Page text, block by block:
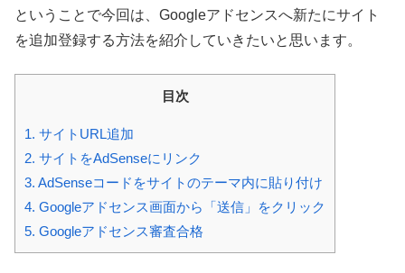
ということで今回は、Googleアドセンスへ新たにサイト
を追加登録する方法を紹介していきたいと思います。
目次
1. サイトURL追加
2. サイトをAdSenseにリンク
3. AdSenseコードをサイトのテーマ内に貼り付け
4. Googleアドセンス画面から「送信」をクリック
5. Googleアドセンス審査合格